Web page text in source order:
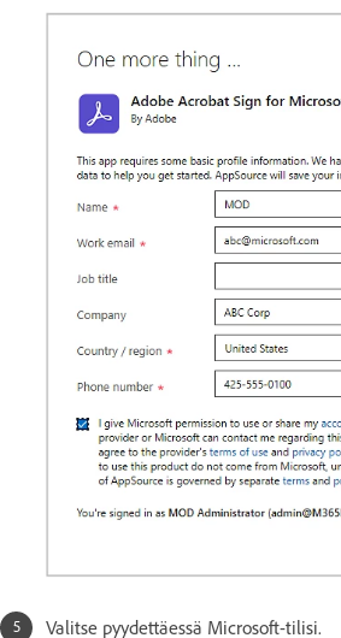
Valitse pyydettäessä Microsoft-tilisi.